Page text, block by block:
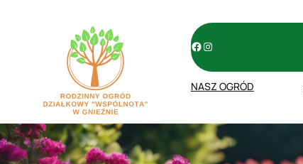
Facebook Instagram
NASZ OGRÓD